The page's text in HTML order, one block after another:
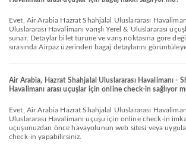
Evet, Air Arabia Hazrat Shahjalal Uluslararası Havalimanı çıkışlı Sharjah
Uluslararası Havalimanı varışlı Yerel & Uluslararası
sunar. Detaylar bilet türüne ve varış noktasına göre
sırasında Airpaz üzerinden bagaj detaylarını
Air Arabia, Hazrat Shahjalal Uluslararası Havalimanı -
Havalimanı arası uçuşlar için online check-in sağlıyor
Evet, Air Arabia Hazrat Shahjalal Uluslararası Havalimanı - Sharjah
Uluslararası Havalimanı uçuşu için online check-in
uçuşunuzdan önce havayolunun web sitesi veya
check-in yapabilirsiniz.